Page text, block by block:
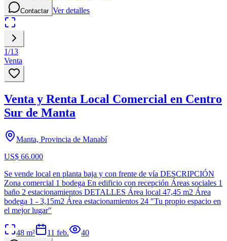
Contactar Ver detalles
1/13
Venta
Venta y Renta Local Comercial en Centro
Sur de Manta
Manta, Provincia de Manabí
US$ 66.000
Se vende local en planta baja y con frente de vía DESCRIPCIÓN
Zona comercial 1 bodega En edificio con recepción Áreas sociales 1
baño 2 estacionamientos DETALLES Área local 47,45 m2 Área
bodega 1 - 3,15m2 Área estacionamientos 24 "Tu propio espacio en
el mejor lugar"
48 m² 11 feb. 40